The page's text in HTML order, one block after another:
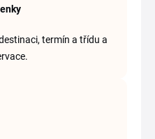
termín a třídu a